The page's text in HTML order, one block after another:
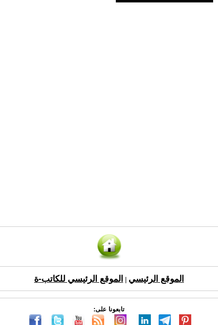
الموقع الرئيسي الموقع الرئيسي للكاتب-ة
تابعونا على: